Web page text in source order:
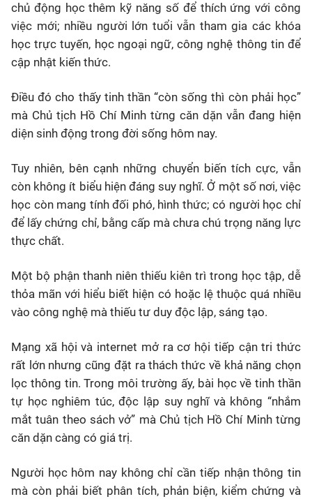
chủ động học thêm kỹ năng số để thích ứng với công
việc mới; nhiều người lớn tuổi vẫn tham gia các khóa
học trực tuyến, học ngoại ngữ, công nghệ thông tin để
cập nhật kiến thức.
Điều đó cho thấy tinh thần “còn sống thì còn phải học”
mà Chủ tịch Hồ Chí Minh từng căn dặn vẫn đang hiện
diện sinh động trong đời sống hôm nay.
Tuy nhiên, bên cạnh những chuyển biến tích cực, vẫn
còn không ít biểu hiện đáng suy nghĩ. Ở một số nơi, việc
học còn mang tính đối phó, hình thức; có người học chỉ
để lấy chứng chỉ, bằng cấp mà chưa chú trọng năng lực
thực chất.
Một bộ phận thanh niên thiếu kiên trì trong học tập, dễ
thỏa mãn với hiểu biết hiện có hoặc lệ thuộc quá nhiều
vào công nghệ mà thiếu tư duy độc lập, sáng tạo.
Mạng xã hội và internet mở ra cơ hội tiếp cận tri thức
rất lớn nhưng cũng đặt ra thách thức về khả năng chọn
lọc thông tin. Trong môi trường ấy, bài học về tinh thần
tự học nghiêm túc, độc lập suy nghĩ và không “nhắm
mắt tuân theo sách vở” mà Chủ tịch Hồ Chí Minh từng
căn dặn càng có giá trị.
Người học hôm nay không chỉ cần tiếp nhận thông tin
mà còn phải biết phân tích, phản biện, kiểm chứng và